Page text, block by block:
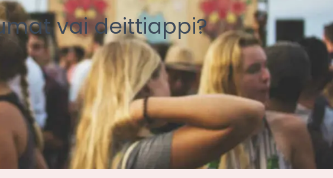
vai deittiappi?